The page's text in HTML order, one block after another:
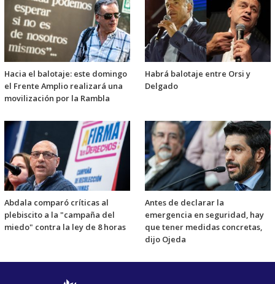
Hacia el balotaje: este domingo
el Frente Amplio realizará una
movilización por la Rambla
Habrá balotaje entre Orsi y
Delgado
Abdala comparó críticas al
plebiscito a la "campaña del
miedo" contra la ley de 8 horas
Antes de declarar la
emergencia en seguridad, hay
que tener medidas concretas,
dijo Ojeda